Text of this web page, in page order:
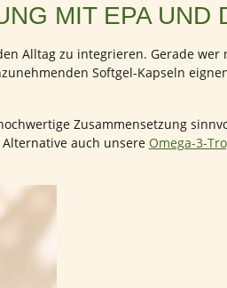
MIT EPA UND
Alltag zu integrieren. Gerade wer
Softgel-Kapseln
Zusammensetzung
auch unsere Omega-3-